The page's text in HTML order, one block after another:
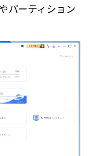
パーティション